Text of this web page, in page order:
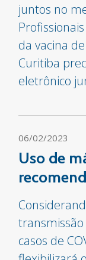
juntos no
da vacina
Curitiba
eletrônico
06/02/2023
Uso de
casos de